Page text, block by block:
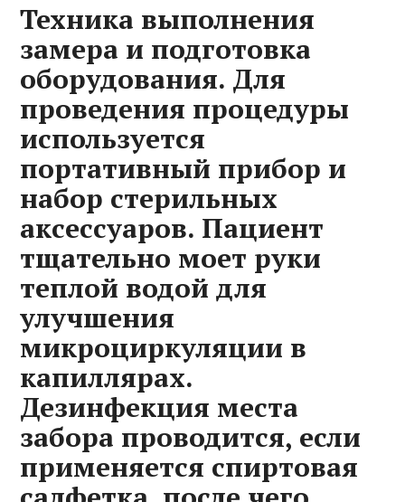
Техника выполнения
замера и подготовка
оборудования. Для
проведения процедуры
используется
портативный прибор и
набор стерильных
аксессуаров. Пациент
тщательно моет руки
теплой водой для
улучшения
микроциркуляции в
капиллярах.
Дезинфекция места
забора проводится, если
применяется спиртовая